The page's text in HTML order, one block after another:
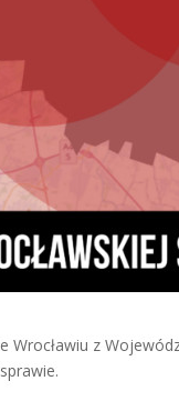
Wrocławiu z